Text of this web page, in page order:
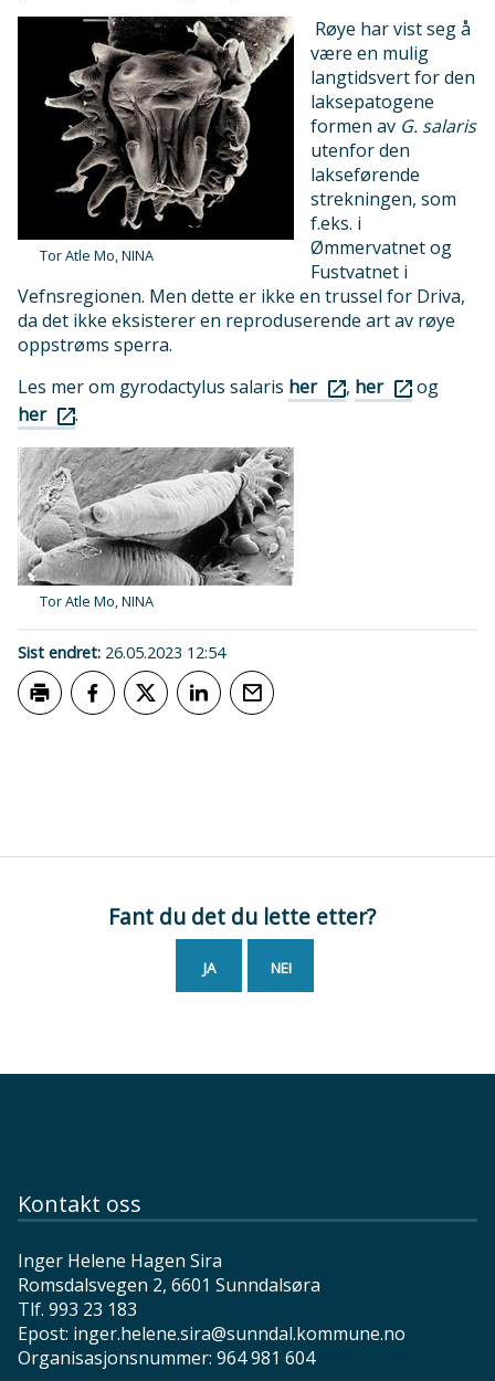
Tor Atle Mo, NINA
Røye har vist seg å
være en mulig
langtidsvert for den
laksepatogene
formen av G. salaris
utenfor den
lakseførende
strekningen, som
f.eks. i
Ømmervatnet og
Fustvatnet i
Vefnsregionen. Men dette er ikke en trussel for Driva,
da det ikke eksisterer en reproduserende art av røye
oppstrøms sperra.
Les mer om gyrodactylus salaris her , her
og
her
.
Tor Atle Mo, NINA
Sist endret 26.05.2023 12:54
Fant du det du lette etter?
JA NEI
Kontakt oss
Inger Helene Hagen Sira
Romsdalsvegen 2, 6601 Sunndalsøra
Tlf. 993 23 183
Epost: inger.helene.sira@sunndal.kommune.no
Organisasjonsnummer: 964 981 604